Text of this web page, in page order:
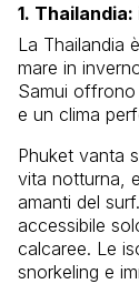
1.
La Thailandia
mare in
Samui offrono
e un clima
Phuket vanta
vita notturna,
amanti del
accessibile
calcaree. Le
snorkeling e